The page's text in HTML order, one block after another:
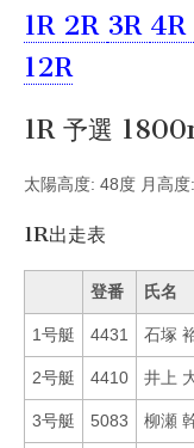
1R 2R 3R 4R
12R
1R 予選
太陽高度: 48度 月高
1R出走表
登番 氏名
1号艇 4431 石塚
2号艇 4410 井上
3号艇 5083 柳瀬